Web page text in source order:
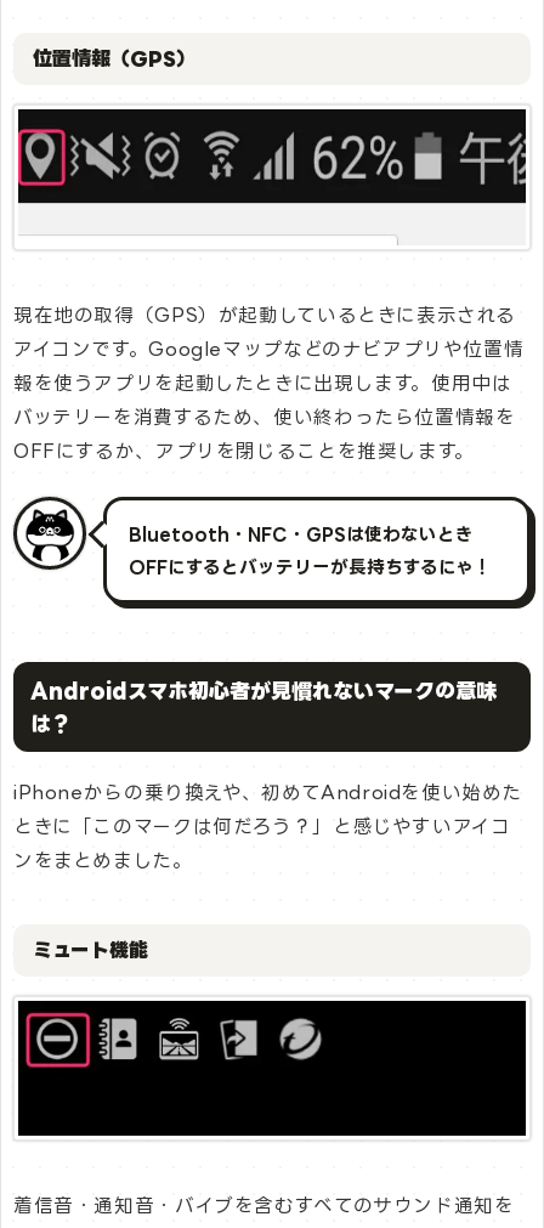
位置情報（GPS）
現在地の取得（GPS）が起動しているときに表示される
アイコンです。Googleマップなどのナビアプリや位置情
報を使うアプリを起動したときに出現します。使用中は
バッテリーを消費するため、使い終わったら位置情報を
OFFにするか、アプリを閉じることを推奨します。
Bluetooth・NFC・GPSは使わないとき
OFFにするとバッテリーが長持ちするにゃ！
Androidスマホ初心者が見慣れないマークの意味
は？
iPhoneからの乗り換えや、初めてAndroidを使い始めた
ときに「このマークは何だろう？」と感じやすいアイコ
ンをまとめました。
ミュート機能
着信音・通知音・バイブを含むすべてのサウンド通知を